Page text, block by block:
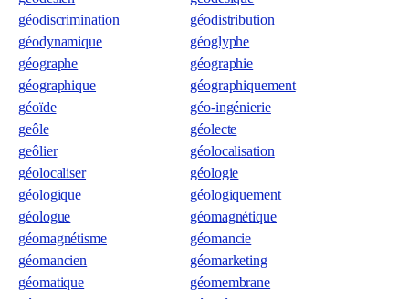
géodiscrimination
géodistribution
géodynamique
géoglyphe
géographe
géographie
géographique
géographiquement
géoïde
géo-ingénierie
geôle
géolecte
geôlier
géolocalisation
géolocaliser
géologie
géologique
géologiquement
géologue
géomagnétique
géomagnétisme
géomancie
géomancien
géomarketing
géomatique
géomembrane